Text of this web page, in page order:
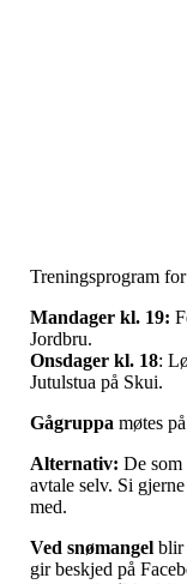
Treningsprogram
Mandager kl. 19:
Jordbru.
Onsdager kl. 18:
Jutulstua på Skui.
Gågruppa møtes
Alternativ: De som
avtale selv. Si
med.
Ved snømangel blir
gir beskjed på